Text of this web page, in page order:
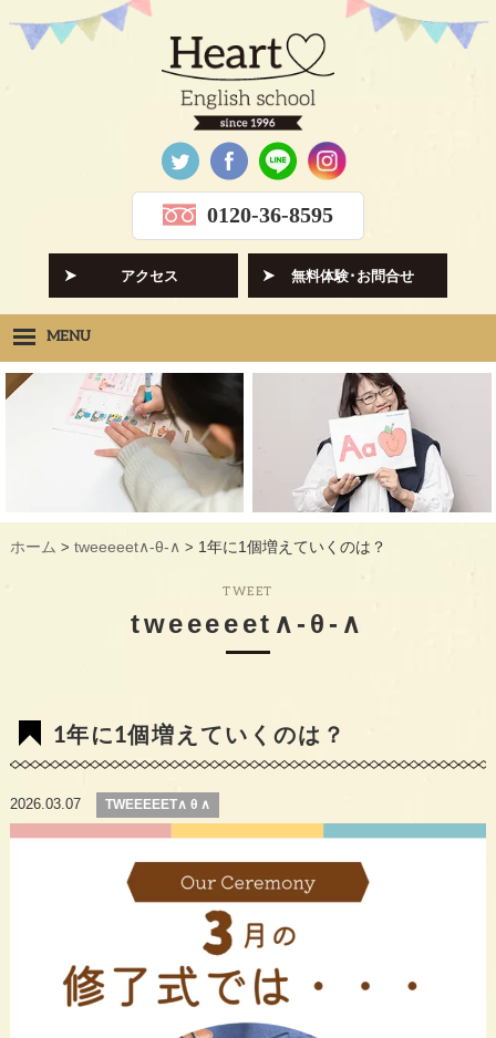
0120-36-8595
アクセス 無料体験･お問合せ
MENU
Heartの想い HOPE
クラス紹介 CLASS
INSTRUCTORS
ギャラリー GALLERY
VOICE
ホーム > tweeeeet∧-θ-∧ > 1年に1個増えていくのは？
TWEET
tweeeeet∧-θ-∧
1年に1個増えていくのは？
2026.03.07 TWEEEEET∧ θ ∧